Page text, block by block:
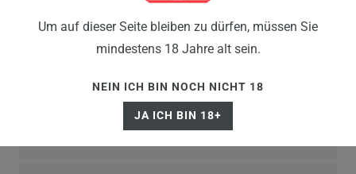
ELFBAR ELFX MEGA
ERSATZ POD
Um auf dieser Seite bleiben zu dürfen, müssen Sie
mindestens 18 Jahre alt sein.
NEIN ICH BIN NOCH NICHT 18
JA ICH BIN 18+